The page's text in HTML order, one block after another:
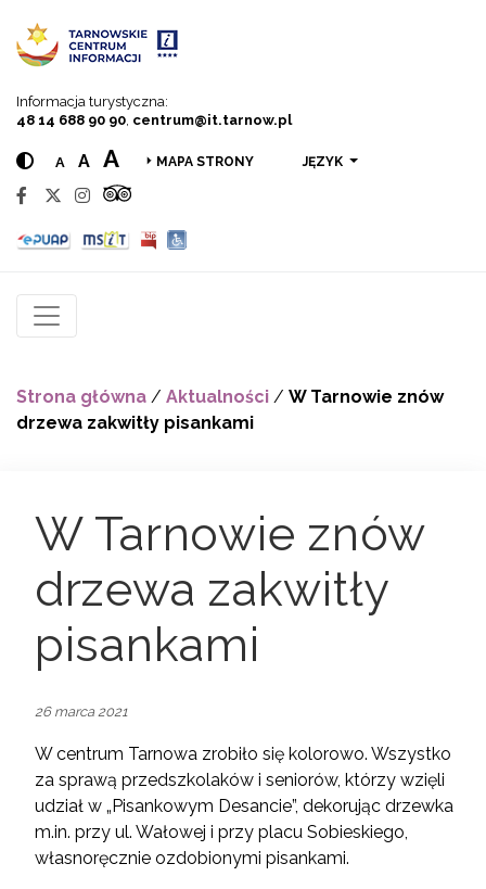
Informacja turystyczna:
48 14 688 90 90 centrum@it.tarnow.pl
A A A MAPA STRONY JĘZYK
Strona główna / Aktualności / W Tarnowie znów
drzewa zakwitły pisankami
W Tarnowie znów
drzewa zakwitły
pisankami
26 marca 2021
W centrum Tarnowa zrobiło się kolorowo. Wszystko
za sprawą przedszkolaków i seniorów, którzy wzięli
udział w „Pisankowym Desancie”, dekorując drzewka
m.in. przy ul. Wałowej i przy placu Sobieskiego,
własnoręcznie ozdobionymi pisankami.